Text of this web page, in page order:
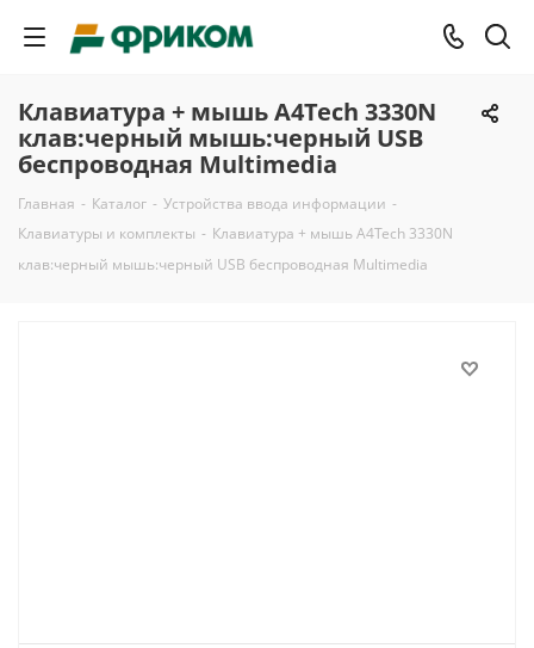
Клавиатура + мышь A4Tech 3330N
клав:черный мышь:черный USB
беспроводная Multimedia
Главная - Каталог - Устройства ввода информации -
Клавиатуры и комплекты - Клавиатура + мышь A4Tech 3330N
клав:черный мышь:черный USB беспроводная Multimedia